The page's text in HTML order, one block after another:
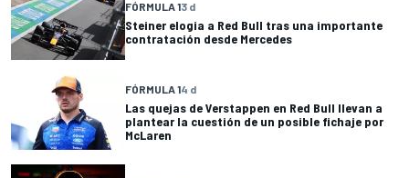
FÓRMULA 13 d
Steiner elogia a Red Bull tras una importante
contratación desde Mercedes
FÓRMULA 14 d
Las quejas de Verstappen en Red Bull llevan a
plantear la cuestión de un posible fichaje por
McLaren